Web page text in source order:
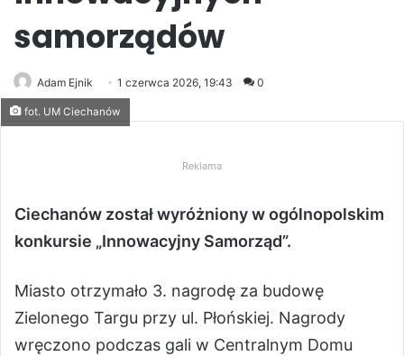
samorządów
Adam Ejnik 1 czerwca 2026, 19:43 0
fot. UM Ciechanów
Reklama
Ciechanów został wyróżniony w ogólnopolskim
konkursie „Innowacyjny Samorząd”.
Miasto otrzymało 3. nagrodę za budowę
Zielonego Targu przy ul. Płońskiej. Nagrody
wręczono podczas gali w Centralnym Domu